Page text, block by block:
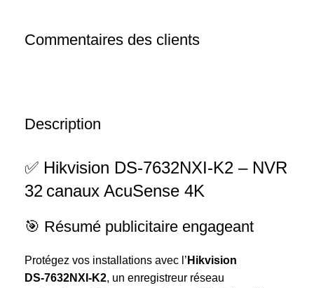
Description
✅ Hikvision DS‑7632NXI‑K2 – NVR
32 canaux AcuSense 4K
🎯 Résumé publicitaire engageant
Protégez vos installations avec l’ Hikvision
DS‑7632NXI‑K2, un enregistreur réseau
Commentaires des clients